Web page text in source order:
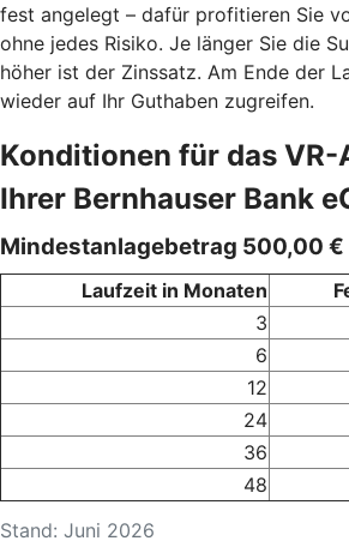
fest angelegt – dafür profitieren Sie
ohne jedes Risiko. Je länger Sie die
höher ist der Zinssatz. Am Ende der
wieder auf Ihr Guthaben zugreifen.
Konditionen für das VR-
Ihrer Bernhauser Bank
Mindestanlagebetrag 500,00 €
Stand: Juni 2026
Laufzeit in Monaten
3
6
12
24
36
48